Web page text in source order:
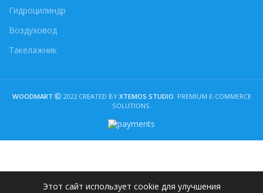
Гидроцилиндр
Воздуховод
Такелажник
WOODMART 2022 CREATED BY XTEMOS STUDIO . PREMIUM E-COMMERCE
SOLUTIONS.
Этот сайт использует cookie для улучшения